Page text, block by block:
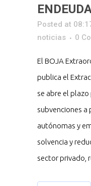
Posted at
noticias
0
El BOJA
publica el
se abre el
subvenciones
autónomas y
solvencia y
sector privado,